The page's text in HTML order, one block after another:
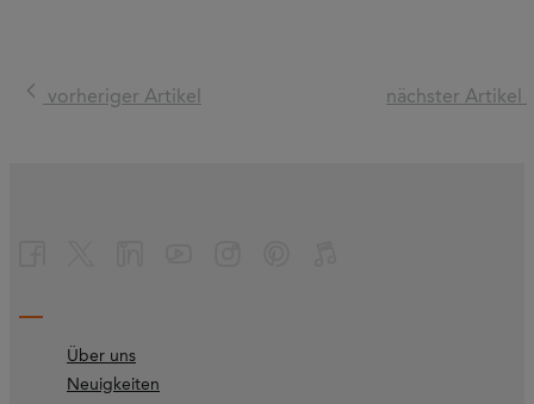
vorheriger Artikel nächster Artikel
Über uns
Neuigkeiten